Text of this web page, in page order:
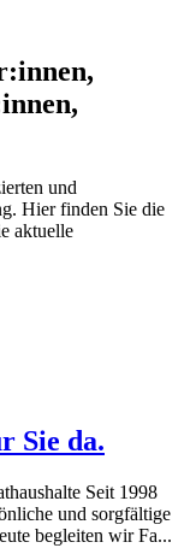
und
Hier finden Sie die
aktuelle
Sie da.
Seit 1998
und sorgfältige
begleiten wir Fa...